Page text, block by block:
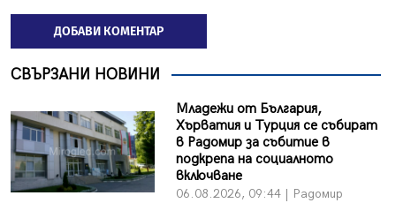
ДОБАВИ КОМЕНТАР
СВЪРЗАНИ НОВИНИ
Младежи от България,
Хърватия и Турция се събират
в Радомир за събитие в
подкрепа на социалното
включване
06.08.2026, 09:44 | Радомир